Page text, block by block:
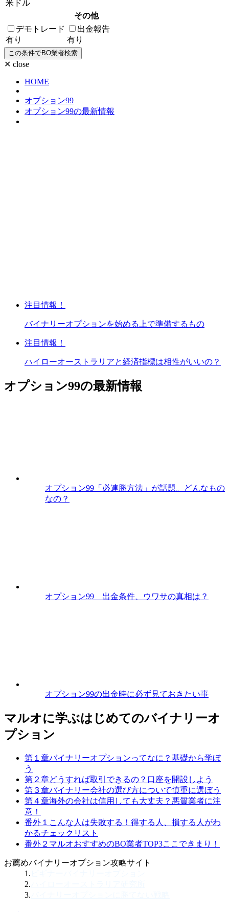
米ドル
その他
デモトレード
有り
出金報告
有り
✕ close
HOME
オプション99
オプション99の最新情報
注目情報！
バイナリーオプションを始める上で準備するもの
注目情報！
ハイローオーストラリアと経済指標は相性がいいの？
オプション99の最新情報
オプション99「必連勝方法」が話題。どんなもの
なの？
オプション99 出金条件、ウワサの真相は？
オプション99の出金時に必ず見ておきたい事
マルオに学ぶはじめてのバイナリーオ
プション
第１章バイナリーオプションってなに？ 基礎から学ぼ
う
第２章どうすれば取引できるの？ 口座を開設しよう
第３章バイナリー会社の選び方について慎重に選ぼう
第４章海外の会社は信用しても大丈夫？ 悪質業者に注
意！
番外１ こんな人は失敗する！ 得する人、損する人がわ
かるチェックリスト
番外２ マルオおすすめのBO業者TOP3ここできまり！
お薦めバイナリーオプション攻略サイト
1.
2.
3.